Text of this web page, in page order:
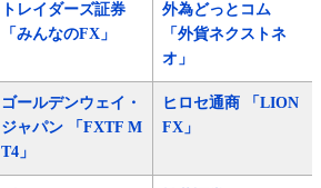
トレイダーズ証券
「みんなのFX」
外為どっとコム
「外貨ネクストネ
オ」
ゴールデンウェイ・
ジャパン 「FXTF M
T4」
ヒロセ通商 「LION
FX」